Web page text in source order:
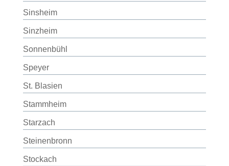
Sinsheim
Sinzheim
Sonnenbühl
Speyer
St. Blasien
Stammheim
Starzach
Steinenbronn
Stockach